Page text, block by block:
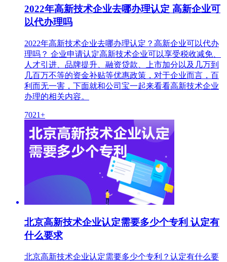
2022年高新技术企业去哪办理认定 高新企业可
以代办理吗
2022年高新技术企业去哪办理认定？高新企业可以代办
理吗？ 企业申请认定高新技术企业可以享受税收减免、
人才引进、品牌提升、融资贷款、上市加分以及几万到
几百万不等的资金补贴等优惠政策，对于企业而言，百
利而无一害，下面就和公司宝一起来看看高新技术企业
办理的相关内容。
7021+
北京高新技术企业认定需要多少个专利 认定有
什么要求
北京高新技术企业认定需要多少个专利？认定有什么要